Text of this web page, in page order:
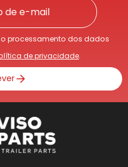
processamento dos dados
de privacidade.